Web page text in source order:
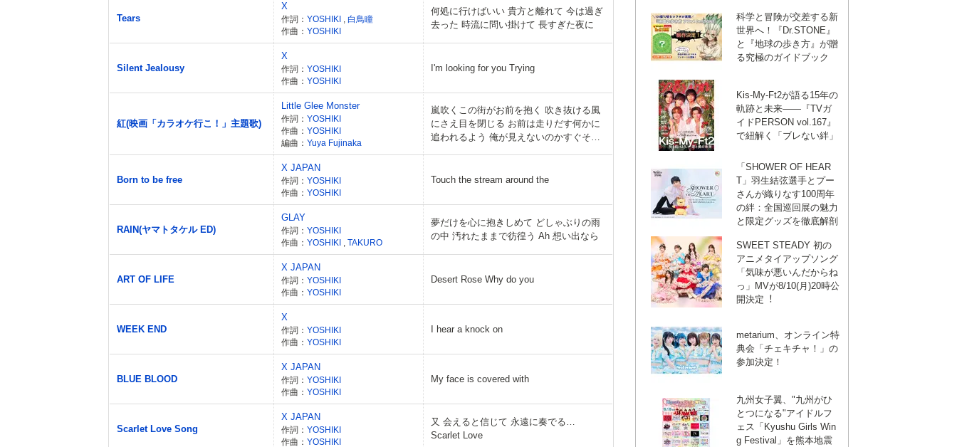
Tears
X
作詞： YOSHIKI
白鳥瞳
作曲： YOSHIKI
何処に行けばいい 貴方と離れて 今は過ぎ
去った 時流に問い掛けて 長すぎた夜に
Silent Jealousy
X
作詞： YOSHIKI
作曲： YOSHIKI
I'm looking for you Trying
紅(映画「カラオケ行こ！」主題歌)
Little Glee Monster
作詞： YOSHIKI
作曲： YOSHIKI
編曲： Yuya Fujinaka
嵐吹くこの街がお前を抱く 吹き抜ける風
にさえ目を閉じる お前は走りだす何かに
追われるよう 俺が見えないのかすぐそば
Born to be free
X JAPAN
作詞： YOSHIKI
作曲： YOSHIKI
Touch the stream around the
RAIN(ヤマトタケル ED)
GLAY
作詞： YOSHIKI
作曲： YOSHIKI TAKURO
夢だけを心に抱きしめて どしゃぶりの雨
の中 汚れたままで彷徨う Ah 想い出なら
ART OF LIFE
X JAPAN
作詞： YOSHIKI
作曲： YOSHIKI
Desert Rose Why do you
WEEK END
X
作詞： YOSHIKI
作曲： YOSHIKI
I hear a knock on
BLUE BLOOD
X JAPAN
作詞： YOSHIKI
作曲： YOSHIKI
My face is covered with
Scarlet Love Song
X JAPAN
作詞： YOSHIKI
作曲： YOSHIKI
又 会えると信じて 永遠に奏でる…
Scarlet Love
VTuber ジャニーズ
科学と冒険が交差する新
世界へ！『Dr.STONE』
と『地球の歩き方』が贈
る究極のガイドブック
Kis-My-Ft2が語る15年の
軌跡と未来——『TVガ
イドPERSON vol.167』
で紐解く「ブレない絆」
「SHOWER OF HEAR
T」羽生結弦選手とプー
さんが織りなす100周年
の絆：全国巡回展の魅力
と限定グッズを徹底解剖
SWEET STEADY 初の
アニメタイアップソング
「気味が悪いんだからね
っ」MVが8/10(月)20時公
開決定︕
metarium、オンライン特
典会「チェキチャ！」の
参加決定！
九州女子翼、"九州がひ
とつになる"アイドルフ
ェス「Kyushu Girls Win
g Festival」を熊本地震